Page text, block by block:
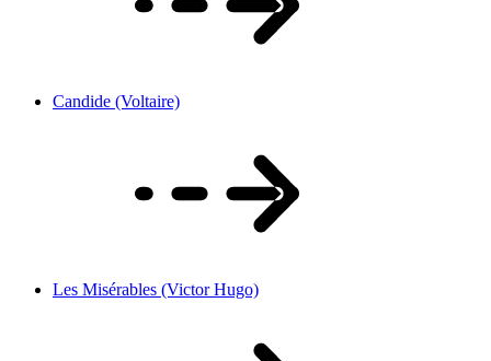
Candide (Voltaire)
Les Misérables (Victor Hugo)